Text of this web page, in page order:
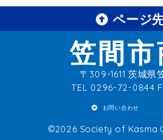
ページ
笠間
〒309-1611 茨城県
TEL 0296-72-0844
お問い合わせ
©2026 Society of Kasma